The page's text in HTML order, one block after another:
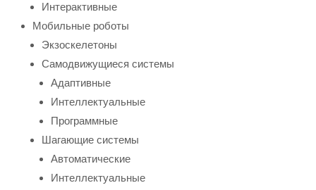
Интерактивные
Мобильные роботы
Экзоскелетоны
Самодвижущиеся системы
Адаптивные
Интеллектуальные
Программные
Шагающие системы
Автоматические
Интеллектуальные